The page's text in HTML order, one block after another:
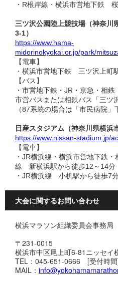
・R根岸線・横浜市営地下鉄
三ツ沢公園陸上競技場（神奈川
3-1）
https://www.hama-
midorinokyokai.or.jp/park/
【電車】
・横浜市営地下鉄 三ツ沢上町
【バス】
・市営地下鉄・JR・京急・相
市営バスまたは相鉄バス「三ツ
（87系統の場合は「市民病院」
日産スタジアム（神奈川県横浜
https://www.nissan-stadium.jp/
【電車】
・JR横浜線・横浜市営地下鉄
線 新横浜駅から徒歩12～14分
・JR横浜線 小机駅から徒歩7
大会に関するお問い合わせ
横浜マラソン組織委員会事務局
〒231-0015
横浜市中区尾上町6-81ニッセイ
TEL：045-651-0666 [受付時
MAIL：